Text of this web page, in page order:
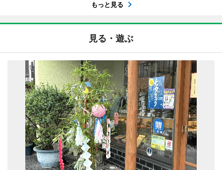
もっと見る
見る・遊ぶ